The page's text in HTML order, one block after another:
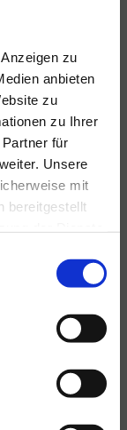
zu
anbieten
zu
zu Ihrer
für
Unsere
mit
bereitgestellt